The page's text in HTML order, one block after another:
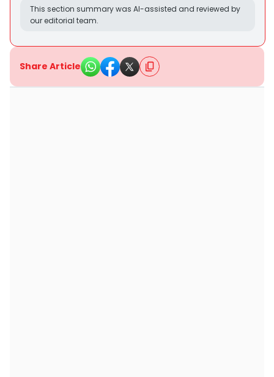
This section summary was AI-assisted and reviewed by
our editorial team.
Share Article